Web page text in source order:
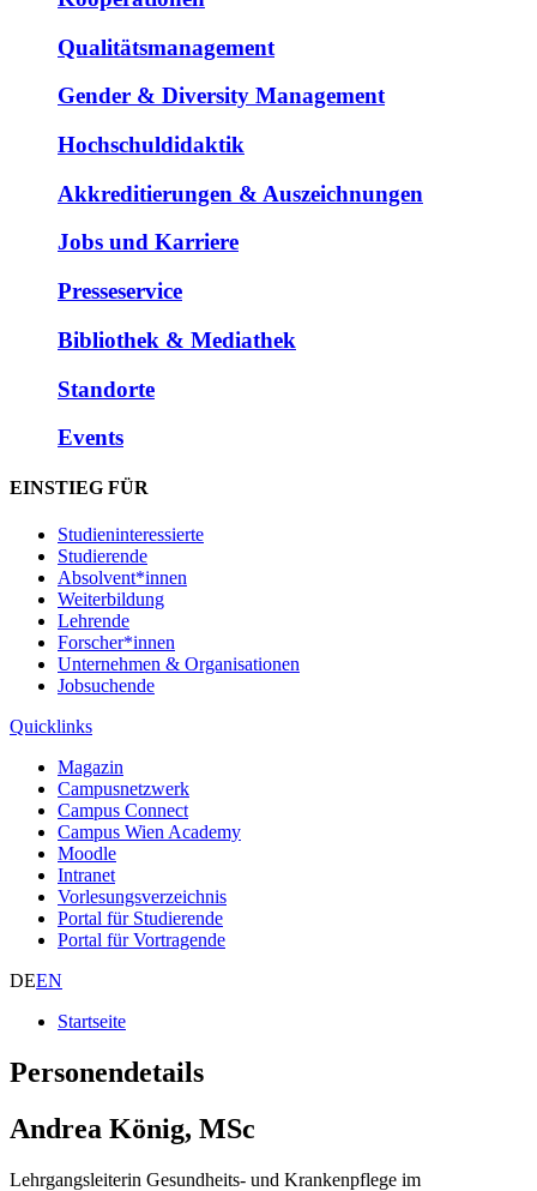
Qualitätsmanagement
Gender & Diversity Management
Hochschuldidaktik
Akkreditierungen & Auszeichnungen
Jobs und Karriere
Presseservice
Bibliothek & Mediathek
Standorte
Events
EINSTIEG FÜR
Studieninteressierte
Studierende
Absolvent*innen
Weiterbildung
Lehrende
Forscher*innen
Unternehmen & Organisationen
Jobsuchende
Quicklinks
Magazin
Campusnetzwerk
Campus Connect
Campus Wien Academy
Moodle
Intranet
Vorlesungsverzeichnis
Portal für Studierende
Portal für Vortragende
DEEN
Startseite
Personendetails
Andrea König, MSc
Lehrgangsleiterin Gesundheits- und Krankenpflege im